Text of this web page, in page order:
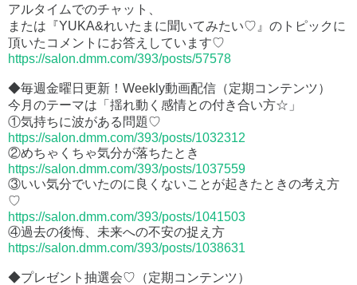
アルタイムでのチャット、
または『YUKA&れいたまに聞いてみたい♡』のトピックに
頂いたコメントにお答えしています♡
https://salon.dmm.com/393/posts/57578
◆毎週金曜日更新！Weekly動画配信（定期コンテンツ）
今月のテーマは「揺れ動く感情との付き合い方☆」
①気持ちに波がある問題♡
https://salon.dmm.com/393/posts/1032312
②めちゃくちゃ気分が落ちたとき
https://salon.dmm.com/393/posts/1037559
③いい気分でいたのに良くないことが起きたときの考え方
♡
https://salon.dmm.com/393/posts/1041503
④過去の後悔、未来への不安の捉え方
https://salon.dmm.com/393/posts/1038631
◆プレゼント抽選会♡（定期コンテンツ）